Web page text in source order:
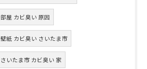
部屋 カビ臭い 原因
壁紙 カビ臭い さいたま市
さいたま市 カビ臭い 家